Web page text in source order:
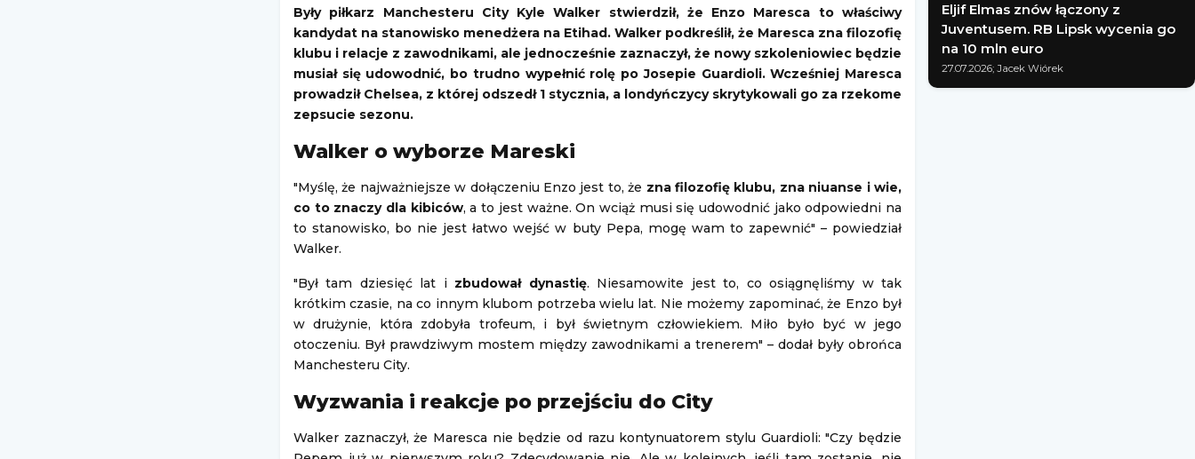
Były piłkarz Manchesteru City Kyle Walker stwierdził, że Enzo Maresca to właściwy
kandydat na stanowisko menedżera na Etihad. Walker podkreślił, że Maresca zna filozofię
klubu i relacje z zawodnikami, ale jednocześnie zaznaczył, że nowy szkoleniowiec będzie
musiał się udowodnić, bo trudno wypełnić rolę po Josepie Guardioli. Wcześniej Maresca
prowadził Chelsea, z której odszedł 1 stycznia, a londyńczycy skrytykowali go za rzekome
zepsucie sezonu.
Walker o wyborze Mareski
"Myślę, że najważniejsze w dołączeniu Enzo jest to, że zna filozofię klubu, zna niuanse i wie,
co to znaczy dla kibiców, a to jest ważne. On wciąż musi się udowodnić jako odpowiedni na
to stanowisko, bo nie jest łatwo wejść w buty Pepa, mogę wam to zapewnić" – powiedział
Walker.
"Był tam dziesięć lat i zbudował dynastię. Niesamowite jest to, co osiągnęliśmy w tak
krótkim czasie, na co innym klubom potrzeba wielu lat. Nie możemy zapominać, że Enzo był
w drużynie, która zdobyła trofeum, i był świetnym człowiekiem. Miło było być w jego
otoczeniu. Był prawdziwym mostem między zawodnikami a trenerem" – dodał były obrońca
Manchesteru City.
Wyzwania i reakcje po przejściu do City
Walker zaznaczył, że Maresca nie będzie od razu kontynuatorem stylu Guardioli: "Czy będzie
Eljif Elmas znów łączony z
Juventusem. RB Lipsk wycenia go
na 10 mln euro
27.07.2026; Jacek Wiórek